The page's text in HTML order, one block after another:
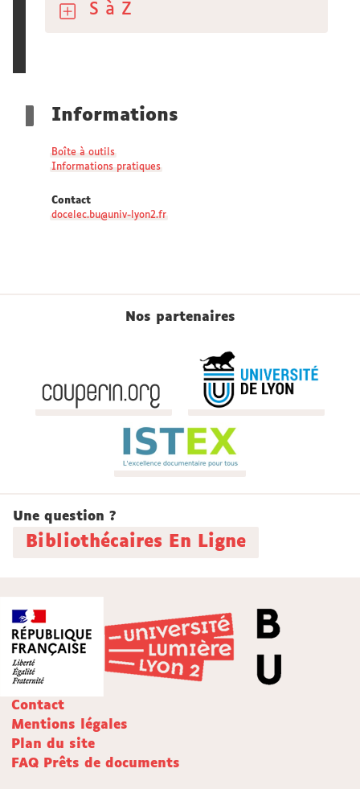
S à Z
Informations
Boîte à outils
Informations pratiques
Contact
docelec.bu@univ-lyon2.fr
Nos partenaires
Une question ?
Bibliothécaires En Ligne
Contact
Mentions légales
Plan du site
FAQ Prêts de documents